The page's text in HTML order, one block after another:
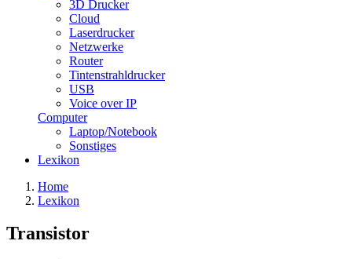
3D Drucker
Cloud
Laserdrucker
Netzwerke
Router
Tintenstrahldrucker
USB
Voice over IP
Computer
Laptop/Notebook
Sonstiges
Lexikon
Home
Lexikon
Transistor